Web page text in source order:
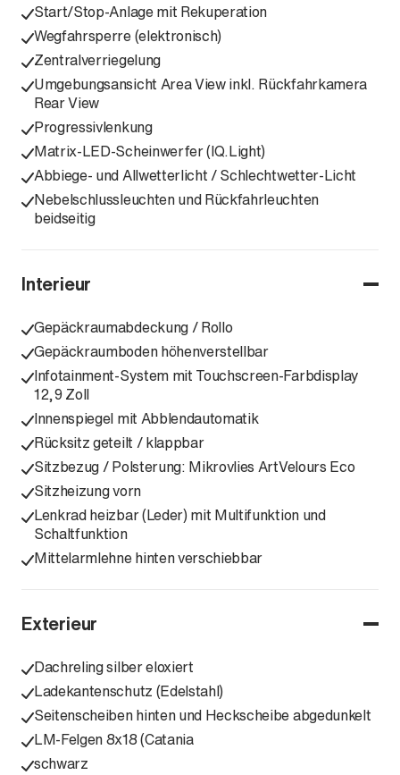
Start/Stop-Anlage mit Rekuperation
Wegfahrsperre (elektronisch)
Zentralverriegelung
Umgebungsansicht Area View inkl. Rückfahrkamera
Rear View
Progressivlenkung
Matrix-LED-Scheinwerfer (IQ.Light)
Abbiege- und Allwetterlicht / Schlechtwetter-Licht
Nebelschlussleuchten und Rückfahrleuchten
beidseitig
Interieur
Gepäckraumabdeckung / Rollo
Gepäckraumboden höhenverstellbar
Infotainment-System mit Touchscreen-Farbdisplay
12,9 Zoll
Innenspiegel mit Abblendautomatik
Rücksitz geteilt / klappbar
Sitzbezug / Polsterung: Mikrovlies ArtVelours Eco
Sitzheizung vorn
Lenkrad heizbar (Leder) mit Multifunktion und
Schaltfunktion
Mittelarmlehne hinten verschiebbar
Exterieur
Dachreling silber eloxiert
Ladekantenschutz (Edelstahl)
Seitenscheiben hinten und Heckscheibe abgedunkelt
LM-Felgen 8x18 (Catania
schwarz